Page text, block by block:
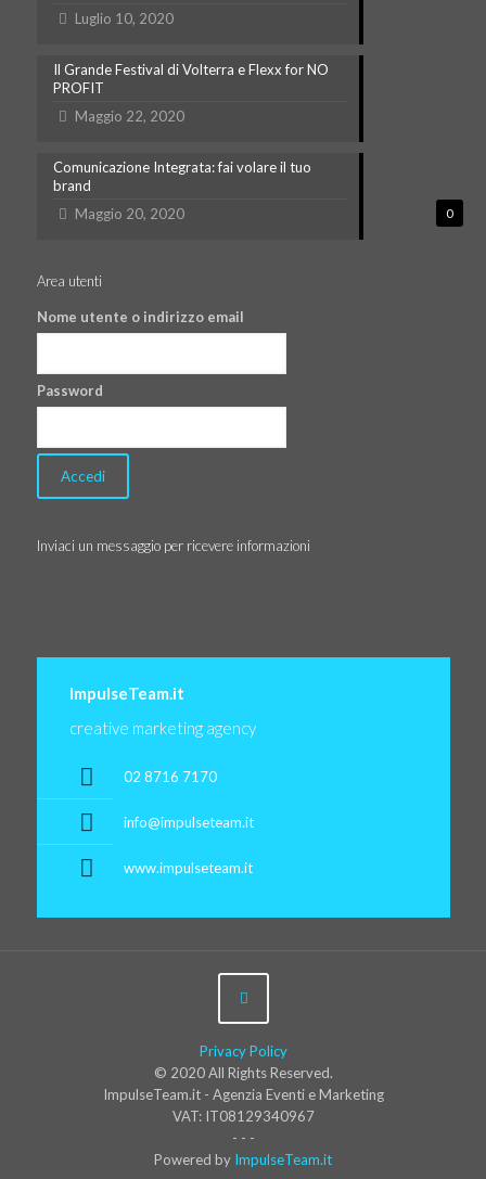
Luglio 10, 2020
Il Grande Festival di Volterra e Flexx for NO
PROFIT
Maggio 22, 2020
0
Comunicazione Integrata: fai volare il tuo
brand
Maggio 20, 2020
Area utenti
Nome utente o indirizzo email
Password
Inviaci un messaggio per ricevere informazioni
ImpulseTeam.it
creative marketing agency
02 8716 7170
info@impulseteam.it
www.impulseteam.it
Privacy Policy
© 2020 All Rights Reserved.
ImpulseTeam.it - Agenzia Eventi e Marketing
VAT: IT08129340967
- - -
Powered by ImpulseTeam.it